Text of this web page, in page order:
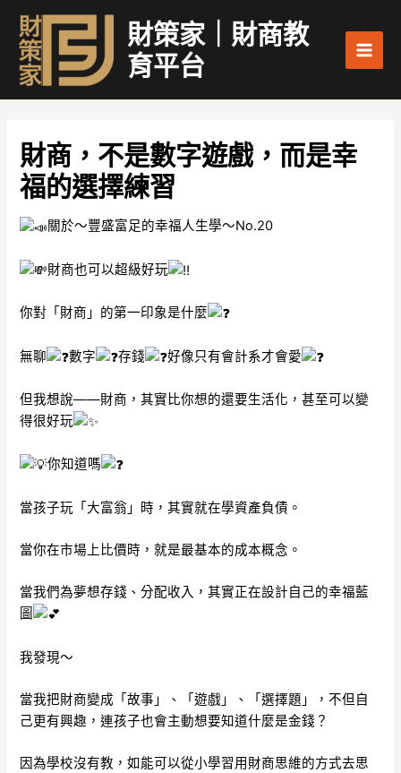
內
財策家｜財商教
育平台
財商，不是數字遊戲，而是幸
福的選擇練習
關於～豐盛富足的幸福人生學～No.20
財商也可以超級好玩
你對「財商」的第一印象是什麼
無聊 數字 存錢 好像只有會計系才會愛
但我想說——財商，其實比你想的還要生活化，甚至可以變
得很好玩
你知道嗎
當孩子玩「大富翁」時，其實就在學資產負債。
當你在市場上比價時，就是最基本的成本概念。
當我們為夢想存錢、分配收入，其實正在設計自己的幸福藍
圖
我發現～
當我把財商變成「故事」、「遊戲」、「選擇題」，不但自
己更有興趣，連孩子也會主動想要知道什麼是金錢？
因為學校沒有教，如能可以從小學習用財商思維的方式去思